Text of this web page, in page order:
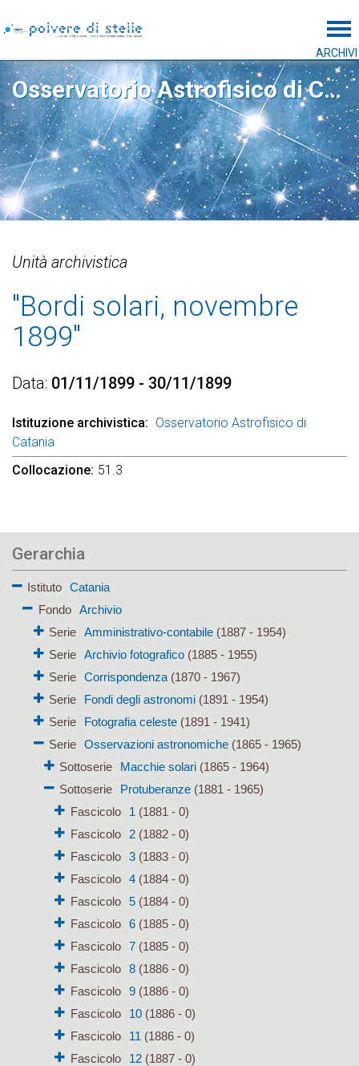
ARCHIVI
Osservatorio Astrofisico di Catania
Unità archivistica
"Bordi solari, novembre
1899"
Data 01/11/1899 - 30/11/1899
Istituzione archivistica
Osservatorio Astrofisico di
Catania
Collocazione 51.3
Gerarchia
Istituto
Catania
Fondo
Archivio
Serie Amministrativo-contabile(1887 - 1954)
Serie Archivio fotografico(1885 - 1955)
Serie Corrispondenza(1870 - 1967)
Serie
Fondi degli astronomi(1891 - 1954)
Serie
Fotografia celeste(1891 - 1941)
Serie Osservazioni astronomiche(1865 - 1965)
Sottoserie
Macchie solari (1865 - 1964)
Sottoserie
Protuberanze (1881 - 1965)
Fascicolo
1 (1881 - 0)
Fascicolo
2(1882 - 0)
Fascicolo
3(1883 - 0)
Fascicolo
4(1884 - 0)
Fascicolo
5(1884 - 0)
Fascicolo
6(1885 - 0)
Fascicolo
7(1885 - 0)
Fascicolo
8(1886 - 0)
Fascicolo
9(1886 - 0)
Fascicolo
10(1886 - 0)
Fascicolo
11 (1886 - 0)
Fascicolo
12(1887 - 0)